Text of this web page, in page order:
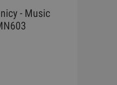
- Music